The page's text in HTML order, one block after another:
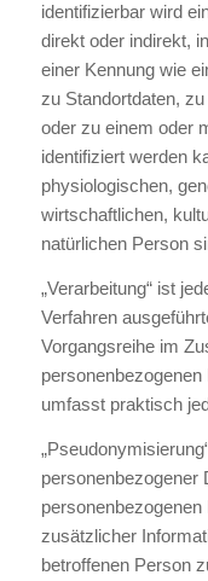
identifizierbar wird
direkt oder indirekt,
einer Kennung wie
zu Standortdaten,
oder zu einem oder
identifiziert werden
physiologischen,
wirtschaftlichen,
natürlichen Person
„Verarbeitung“ ist
Verfahren
Vorgangsreihe im
umfasst praktisch
personenbezogener
zusätzlicher
betroffenen Person